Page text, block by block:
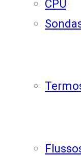
CPU